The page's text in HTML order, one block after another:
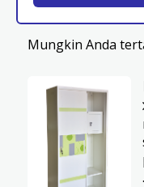
Mungkin Anda